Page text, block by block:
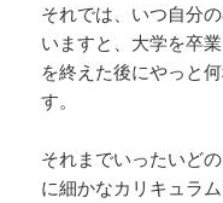
それでは、いつ自分
いますと、大学を卒
を終えた後にやっと
す。
それまでいったいど
に細かなカリキュラ